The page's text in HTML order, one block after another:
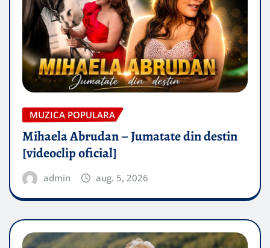
MUZICA POPULARA
Mihaela Abrudan – Jumatate din destin
[videoclip oficial]
admin aug. 5, 2026